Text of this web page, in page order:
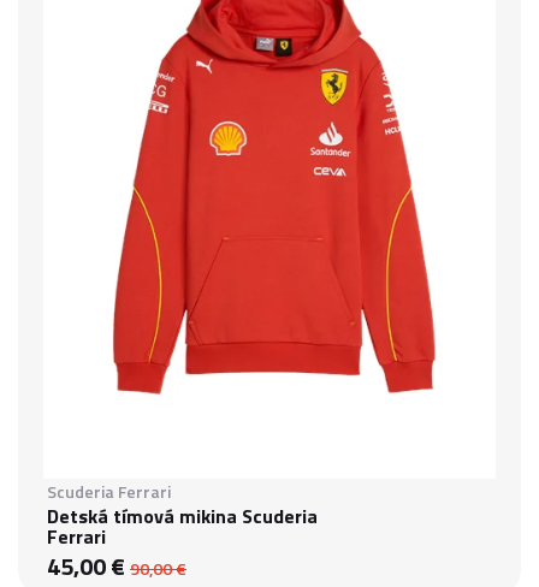
Scuderia Ferrari
Detská tímová mikina Scuderia
Ferrari
45,00 € 90,00 €